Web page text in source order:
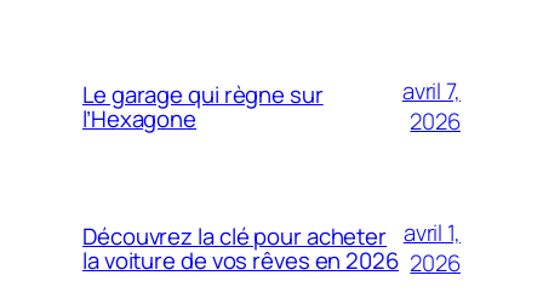
Le garage qui règne sur
l’Hexagone
avril 7,
2026
Découvrez la clé pour acheter
la voiture de vos rêves en 2026
avril 1,
2026